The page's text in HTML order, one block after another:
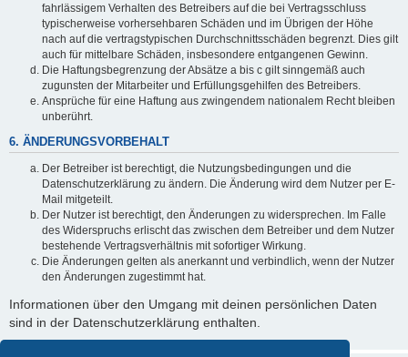
fahrlässigem Verhalten des Betreibers auf die bei Vertragsschluss
typischerweise vorhersehbaren Schäden und im Übrigen der Höhe
nach auf die vertragstypischen Durchschnittsschäden begrenzt. Dies gilt
auch für mittelbare Schäden, insbesondere entgangenen Gewinn.
Die Haftungsbegrenzung der Absätze a bis c gilt sinngemäß auch
zugunsten der Mitarbeiter und Erfüllungsgehilfen des Betreibers.
Ansprüche für eine Haftung aus zwingendem nationalem Recht bleiben
unberührt.
6. ÄNDERUNGSVORBEHALT
Der Betreiber ist berechtigt, die Nutzungsbedingungen und die
Datenschutzerklärung zu ändern. Die Änderung wird dem Nutzer per E-
Mail mitgeteilt.
Der Nutzer ist berechtigt, den Änderungen zu widersprechen. Im Falle
des Widerspruchs erlischt das zwischen dem Betreiber und dem Nutzer
bestehende Vertragsverhältnis mit sofortiger Wirkung.
Die Änderungen gelten als anerkannt und verbindlich, wenn der Nutzer
den Änderungen zugestimmt hat.
Informationen über den Umgang mit deinen persönlichen Daten
sind in der Datenschutzerklärung enthalten.